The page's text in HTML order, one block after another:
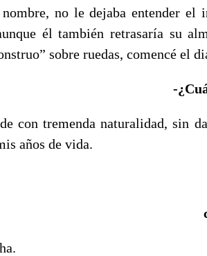
no le dejaba entender el
él también retrasaría su
sobre ruedas, comencé el
-
con tremenda naturalidad, sin
años de vida.